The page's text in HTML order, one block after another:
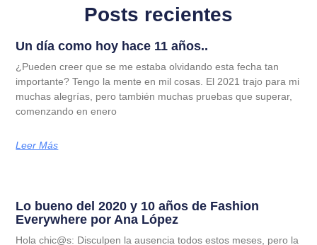
Posts recientes
Un día como hoy hace 11 años..
¿Pueden creer que se me estaba olvidando esta fecha tan
importante? Tengo la mente en mil cosas. El 2021 trajo para mi
muchas alegrías, pero también muchas pruebas que superar,
comenzando en enero
Leer Más
Lo bueno del 2020 y 10 años de Fashion
Everywhere por Ana López
Hola chic@s: Disculpen la ausencia todos estos meses, pero la